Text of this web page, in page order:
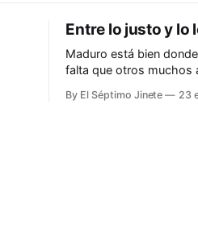
Entre lo justo y lo
Maduro está bien
falta que otros muchos
By El Séptimo Jinete 23